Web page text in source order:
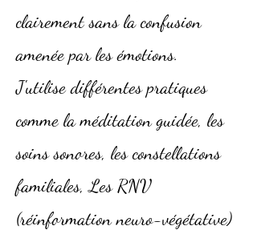
clairement sans la confusion
amenée par les émotions.
J'utilise différentes pratiques
comme la méditation guidée, les
soins sonores, les constellations
familiales, Les RNV
(réinformation neuro-végétative)